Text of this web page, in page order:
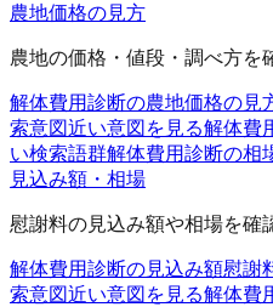
農地価格の見方
農地の価格・値段・調べ方を
解体費用診断の農地価格の見
索意図近い意図を見る解体費
い検索語群解体費用診断の相
見込み額・相場
慰謝料の見込み額や相場を確
解体費用診断の見込み額慰謝
索意図近い意図を見る解体費